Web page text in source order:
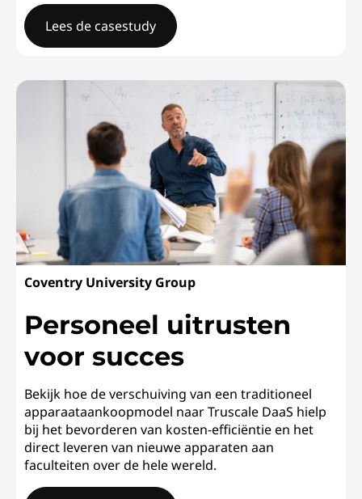
Lees de casestudy
Coventry University Group
Personeel uitrusten
voor succes
Bekijk hoe de verschuiving van een traditioneel
apparaataankoopmodel naar Truscale DaaS hielp
bij het bevorderen van kosten-efficiëntie en het
direct leveren van nieuwe apparaten aan
faculteiten over de hele wereld.